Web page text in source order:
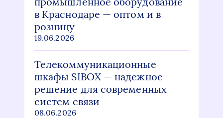
в Краснодаре — оптом и в
розницу
19.06.2026
Телекоммуникационные
шкафы SIBOX — надежное
решение для современных
систем связи
08.06.2026